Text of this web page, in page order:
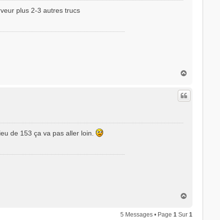
plus 2-3 autres trucs
u
de 153 ça va pas aller loin.
u
5 Messages • Page1 Sur1